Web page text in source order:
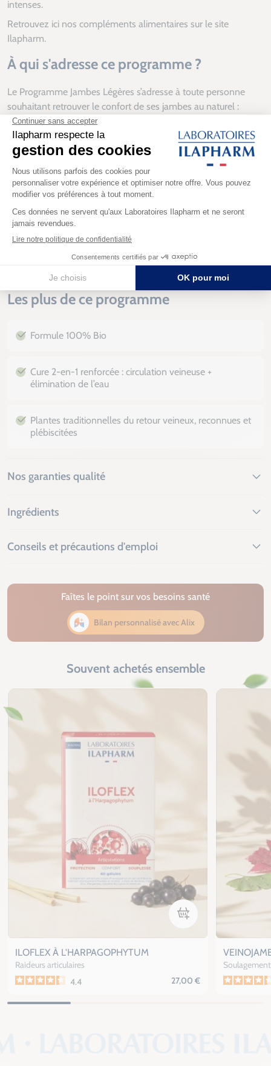
intenses.
Retrouvez ici nos compléments alimentaires sur le site
Ilapharm.
À qui s'adresse ce programme ?
Le Programme Jambes Légères s’adresse à toute personne
souhaitant retrouver le confort de ses jambes au naturel :
Les personnes ressentant des sensations de jambes
lourdes— surtout en fin de journée ou en période de
Celles qui restent longtemps debout ou assises— au
travail, en voyage, lors de longs trajets
Les femmes pendant la ménopause ou en période de
variations hormonales
— pour un soutien circulatoire en douceur
Les plus de ce programme
Formule 100% Bio
Cure 2-en-1 renforcée : circulation veineuse +
élimination de l’eau
Plantes traditionnelles du retour veineux, reconnues et
plébiscitées
Nos garanties qualité
Ingrédients
Conseils et précautions d'emploi
Faîtes le point sur vos besoins santé
Bilan personnalisé avec Alix
Souvent achetés ensemble
Ajouter au panier
ILOFLEX À L'HARPAGOPHYTUM
Raideurs articulaires
4.4
27,00 €